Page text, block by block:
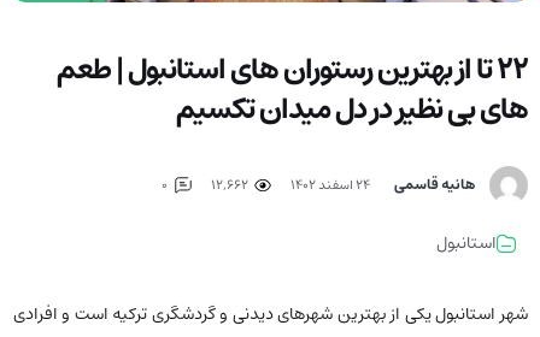
22 تا از بهترین رستوران‌ های استانبول | طعم
های بی نظیر در دل میدان تکسیم
هانیه قاسمی ۲۴ اسفند ۱۴۰۲ 12,662
استانبول
شهر استانبول یکی از بهترين شهرهای دیدنی و گردشگری ترکیه است و افرادی